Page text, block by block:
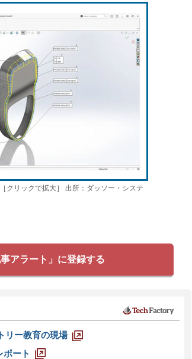
クリックで拡大］ 出所：ダッソー・システ
アラート」に登録する
リー教育の現場
ポート